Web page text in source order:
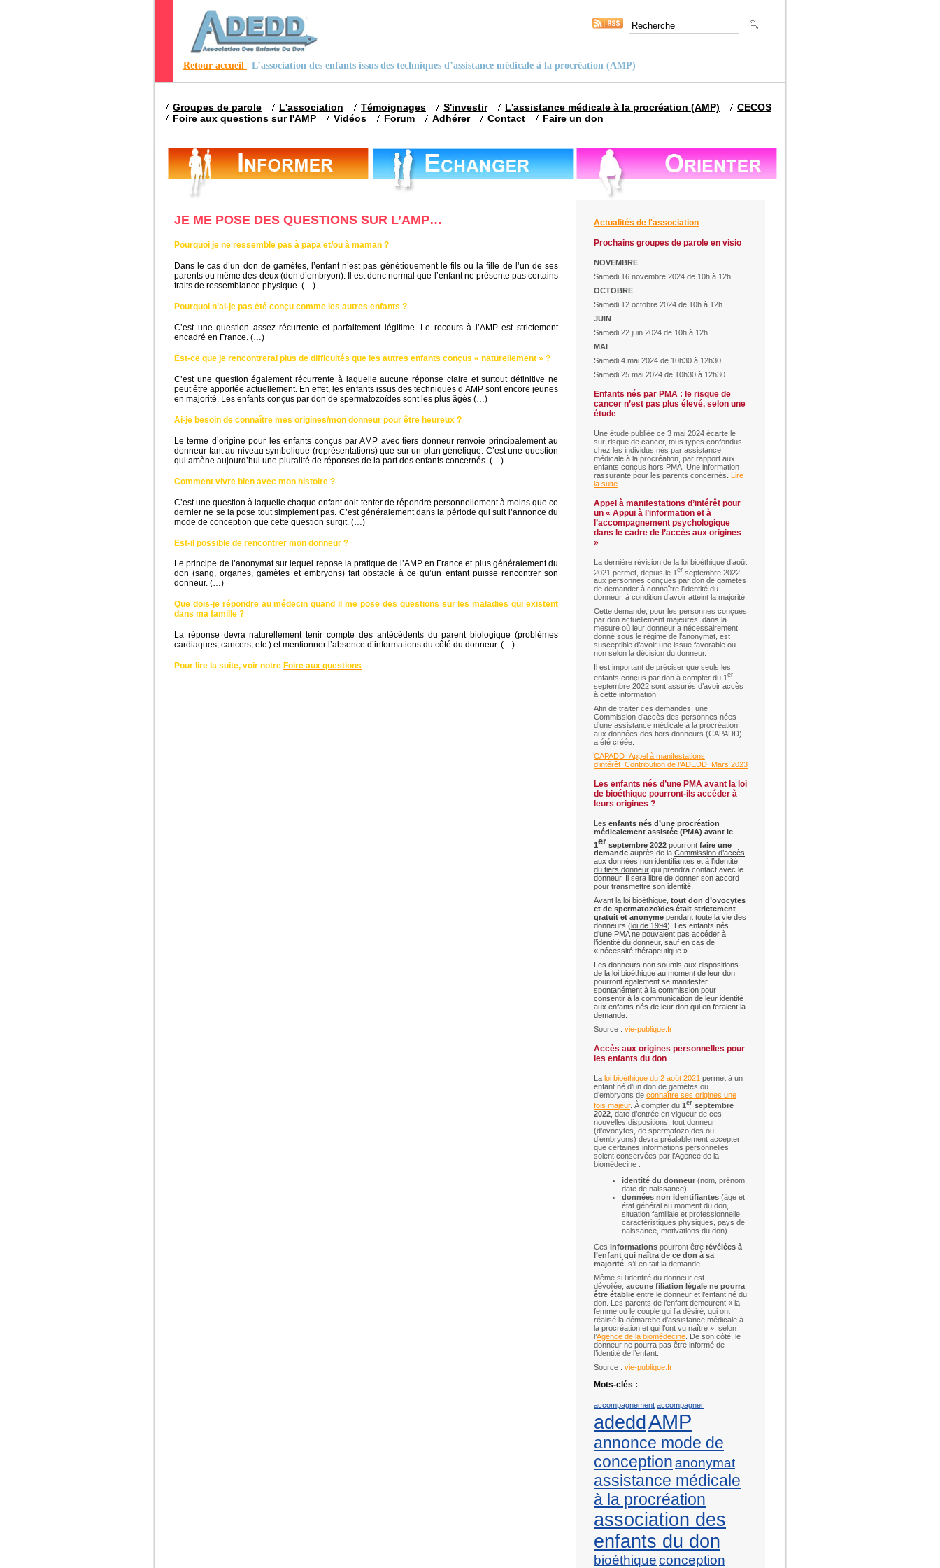
Retour accueil | L’association des enfants issus des techniques d’assistance médicale à la procréation (AMP)
Groupes de parole L'association Témoignages S'investir L'assistance médicale à la procréation (AMP)
CECOS
Foire aux questions sur l'AMP
Vidéos Forum Adhérer Contact Faire un don
JE ME POSE DES QUESTIONS SUR L’AMP…
Pourquoi je ne ressemble pas à papa et/ou à maman ?
Dans le cas d’un don de gamètes, l’enfant n’est pas génétiquement le fils ou la fille de l’un de ses
parents ou même des deux (don d’embryon). Il est donc normal que l’enfant ne présente pas certains
traits de ressemblance physique. (…)
Pourquoi n’ai-je pas été conçu comme les autres enfants ?
C’est une question assez récurrente et parfaitement légitime. Le recours à l’AMP est strictement
encadré en France. (…)
Est-ce que je rencontrerai plus de difficultés que les autres enfants conçus « naturellement » ?
C’est une question également récurrente à laquelle aucune réponse claire et surtout définitive ne
peut être apportée actuellement. En effet, les enfants issus des techniques d’AMP sont encore jeunes
en majorité. Les enfants conçus par don de spermatozoïdes sont les plus âgés (…)
Ai-je besoin de connaître mes origines/mon donneur pour être heureux ?
Le terme d’origine pour les enfants conçus par AMP avec tiers donneur renvoie principalement au
donneur tant au niveau symbolique (représentations) que sur un plan génétique. C’est une question
qui amène aujourd’hui une pluralité de réponses de la part des enfants concernés. (…)
Comment vivre bien avec mon histoire ?
C’est une question à laquelle chaque enfant doit tenter de répondre personnellement à moins que ce
dernier ne se la pose tout simplement pas. C’est généralement dans la période qui suit l’annonce du
mode de conception que cette question surgit. (…)
Est-il possible de rencontrer mon donneur ?
Le principe de l’anonymat sur lequel repose la pratique de l’AMP en France et plus généralement du
don (sang, organes, gamètes et embryons) fait obstacle à ce qu’un enfant puisse rencontrer son
donneur. (…)
Que dois-je répondre au médecin quand il me pose des questions sur les maladies qui existent
dans ma famille ?
La réponse devra naturellement tenir compte des antécédents du parent biologique (problèmes
cardiaques, cancers, etc.) et mentionner l’absence d’informations du côté du donneur. (…)
Pour lire la suite, voir notre Foire aux questions
Actualités de l'association
Prochains groupes de parole en visio
NOVEMBRE
Samedi 16 novembre 2024 de 10h à 12h
OCTOBRE
Samedi 12 octobre 2024 de 10h à 12h
JUIN
Samedi 22 juin 2024 de 10h à 12h
MAI
Samedi 4 mai 2024 de 10h30 à 12h30
Samedi 25 mai 2024 de 10h30 à 12h30
Enfants nés par PMA : le risque de
cancer n’est pas plus élevé, selon une
étude
Une étude publiée ce 3 mai 2024 écarte le
sur-risque de cancer, tous types confondus,
chez les individus nés par assistance
médicale à la procréation, par rapport aux
enfants conçus hors PMA. Une information
rassurante pour les parents concernés. Lire
la suite
Appel à manifestations d’intérêt pour
un « Appui à l’information et à
l’accompagnement psychologique
dans le cadre de l’accès aux origines
»
La dernière révision de la loi bioéthique d’août
2021 permet, depuis le 1 er septembre 2022,
aux personnes conçues par don de gamètes
de demander à connaître l’identité du
donneur, à condition d’avoir atteint la majorité.
Cette demande, pour les personnes conçues
par don actuellement majeures, dans la
mesure où leur donneur a nécessairement
donné sous le régime de l’anonymat, est
susceptible d’avoir une issue favorable ou
non selon la décision du donneur.
Il est important de préciser que seuls les
enfants conçus par don à compter du 1 er
septembre 2022 sont assurés d’avoir accès
à cette information.
Afin de traiter ces demandes, une
Commission d’accès des personnes nées
d’une assistance médicale à la procréation
aux données des tiers donneurs (CAPADD)
a été créée.
CAPADD_Appel à manifestations
d’intérêt_Contribution de l’ADEDD_Mars 2023
Les enfants nés d’une PMA avant la loi
de bioéthique pourront-ils accéder à
leurs origines ?
Les enfants nés d’une procréation
médicalement assistée (PMA) avant le
1er septembre 2022 pourront faire une
demande auprès de la Commission d’accès
aux données non identifiantes et à l’identité
du tiers donneur qui prendra contact avec le
donneur. Il sera libre de donner son accord
pour transmettre son identité.
Avant la loi bioéthique, tout don d’ovocytes
et de spermatozoïdes était strictement
gratuit et anonyme pendant toute la vie des
donneurs (loi de 1994). Les enfants nés
d’une PMA ne pouvaient pas accéder à
l’identité du donneur, sauf en cas de
« nécessité thérapeutique ».
Les donneurs non soumis aux dispositions
de la loi bioéthique au moment de leur don
pourront également se manifester
spontanément à la commission pour
consentir à la communication de leur identité
aux enfants nés de leur don qui en feraient la
demande.
Source : vie-publique.fr
Accès aux origines personnelles pour
les enfants du don
La loi bioéthique du 2 août 2021 permet à un
enfant né d’un don de gamètes ou
d’embryons de connaître ses origines une
fois majeur. À compter du 1er septembre
2022 , date d’entrée en vigueur de ces
nouvelles dispositions, tout donneur
(d’ovocytes, de spermatozoïdes ou
d’embryons) devra préalablement accepter
que certaines informations personnelles
soient conservées par l’Agence de la
biomédecine :
identité du donneur (nom, prénom,
date de naissance) ;
données non identifiantes (âge et
état général au moment du don,
situation familiale et professionnelle,
caractéristiques physiques, pays de
naissance, motivations du don).
Ces informations pourront être révélées à
l’enfant qui naîtra de ce don à sa
majorité , s’il en fait la demande.
Même si l’identité du donneur est
dévoilée, aucune filiation légale ne pourra
être établie entre le donneur et l’enfant né du
don. Les parents de l’enfant demeurent « la
femme ou le couple qui l’a désiré, qui ont
réalisé la démarche d’assistance médicale à
la procréation et qui l’ont vu naître », selon
l’Agence de la biomédecine . De son côté, le
donneur ne pourra pas être informé de
l’identité de l’enfant.
Source : vie-publique.fr
Mots-clés :
accompagnement accompagner
adedd AMP
annonce mode de
conceptionanonymat
assistance médicale
à la procréation
association des
enfants du don
bioéthiqueconception